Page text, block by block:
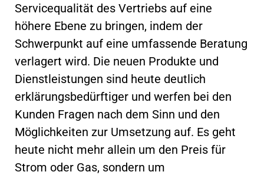
Servicequalität des Vertriebs auf eine
höhere Ebene zu bringen, indem der
Schwerpunkt auf eine umfassende Beratung
verlagert wird. Die neuen Produkte und
Dienstleistungen sind heute deutlich
erklärungsbedürftiger und werfen bei den
Kunden Fragen nach dem Sinn und den
Möglichkeiten zur Umsetzung auf. Es geht
heute nicht mehr allein um den Preis für
Strom oder Gas, sondern um